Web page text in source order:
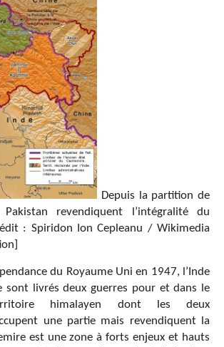
Depuis la partition de
revendiquent l’intégralité du
: Spiridon Ion Cepleanu / Wikimedia
du Royaume Uni en 1947, l’Inde
sont livrés deux guerres pour et dans le
himalayen dont les deux
une partie mais revendiquent la
est une zone à forts enjeux et hauts